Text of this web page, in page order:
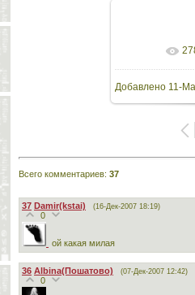
Добавлено 11-
Всего комментариев: 37
37 Damir(kstai) (16-Дек-2007 18:19)
0
ой какая милая
36 Albina(Пошатово) (07-Дек-2007 12:42)
0